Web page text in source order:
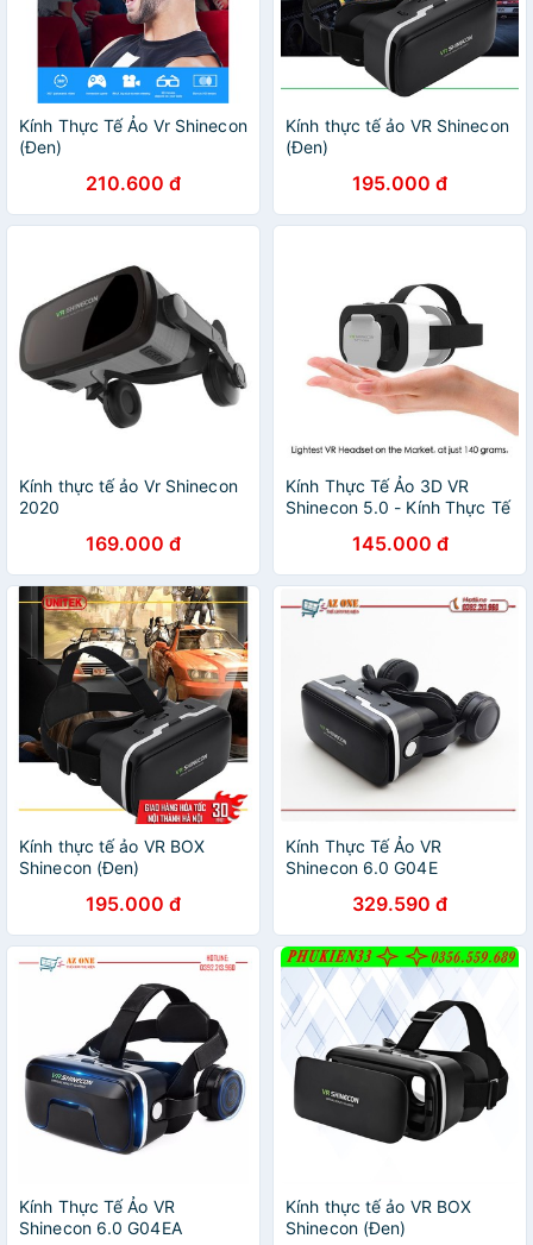
Kính Thực Tế Ảo Vr Shinecon
(Đen)
210.600 đ
Kính thực tế ảo VR Shinecon
(Đen)
195.000 đ
Kính thực tế ảo Vr Shinecon
2020
169.000 đ
Kính Thực Tế Ảo 3D VR
Shinecon 5.0 - Kính Thực Tế
145.000 đ
Kính thực tế ảo VR BOX
Shinecon (Đen)
195.000 đ
Kính Thực Tế Ảo VR
Shinecon 6.0 G04E
329.590 đ
Kính Thực Tế Ảo VR
Shinecon 6.0 G04EA
Kính thực tế ảo VR BOX
Shinecon (Đen)